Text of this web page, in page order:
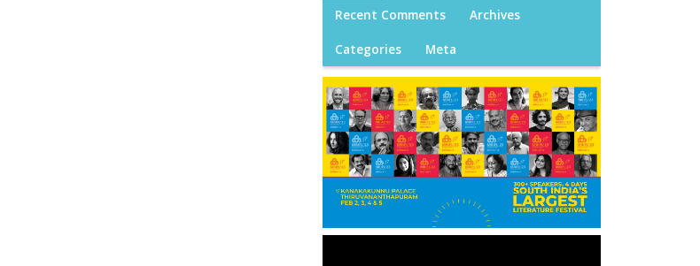
Recent Comments Archives
Categories Meta